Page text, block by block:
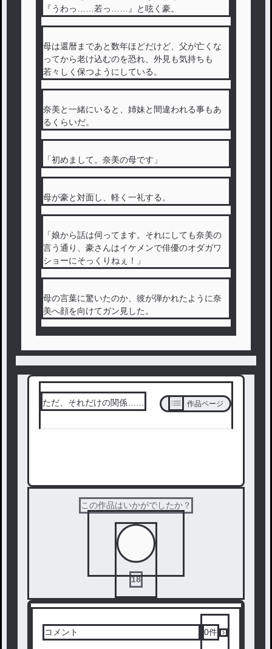
『うわっ……若っ……』と呟く豪。
母は還暦まであと数年ほどだけど、父が亡くな
ってから老け込むのを恐れ、外見も気持ちも
若々しく保つようにしている。
奈美と一緒にいると、姉妹と間違われる事もあ
るくらいだ。
「初めまして。奈美の母です」
母が豪と対面し、軽く一礼する。
「娘から話は伺ってます。それにしても奈美の
言う通り、豪さんはイケメンで俳優のオダガワ
ショーにそっくりねぇ！」
母の言葉に驚いたのか、彼が弾かれたように奈
美へ顔を向けてガン見した。
ただ、それだけの関係…… 作品ページ
この作品はいかがでしたか？
18
コメント 0件